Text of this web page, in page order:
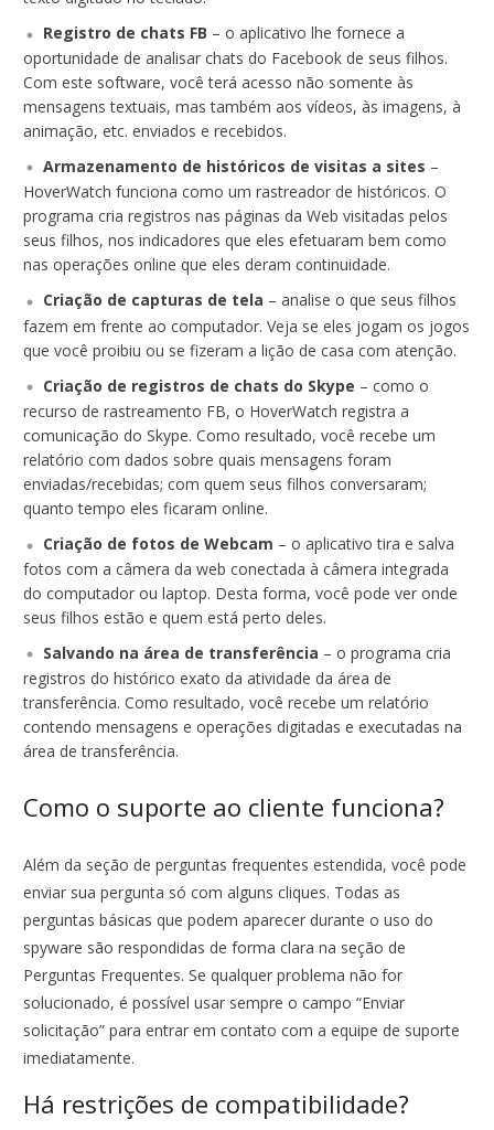
Registro de chats FB – o aplicativo lhe fornece a
oportunidade de analisar chats do Facebook de seus filhos.
Com este software, você terá acesso não somente às
mensagens textuais, mas também aos vídeos, às imagens, à
animação, etc. enviados e recebidos.
Armazenamento de históricos de visitas a sites –
HoverWatch funciona como um rastreador de históricos. O
programa cria registros nas páginas da Web visitadas pelos
seus filhos, nos indicadores que eles efetuaram bem como
nas operações online que eles deram continuidade.
Criação de capturas de tela – analise o que seus filhos
fazem em frente ao computador. Veja se eles jogam os jogos
que você proibiu ou se fizeram a lição de casa com atenção.
Criação de registros de chats do Skype – como o
recurso de rastreamento FB, o HoverWatch registra a
comunicação do Skype. Como resultado, você recebe um
relatório com dados sobre quais mensagens foram
enviadas/recebidas; com quem seus filhos conversaram;
quanto tempo eles ficaram online.
Criação de fotos de Webcam – o aplicativo tira e salva
fotos com a câmera da web conectada à câmera integrada
do computador ou laptop. Desta forma, você pode ver onde
seus filhos estão e quem está perto deles.
Salvando na área de transferência – o programa cria
registros do histórico exato da atividade da área de
transferência. Como resultado, você recebe um relatório
contendo mensagens e operações digitadas e executadas na
área de transferência.
Como o suporte ao cliente funciona?
Além da seção de perguntas frequentes estendida, você pode
enviar sua pergunta só com alguns cliques. Todas as
perguntas básicas que podem aparecer durante o uso do
spyware são respondidas de forma clara na seção de
Perguntas Frequentes. Se qualquer problema não for
solucionado, é possível usar sempre o campo “Enviar
solicitação” para entrar em contato com a equipe de suporte
imediatamente.
Há restrições de compatibilidade?